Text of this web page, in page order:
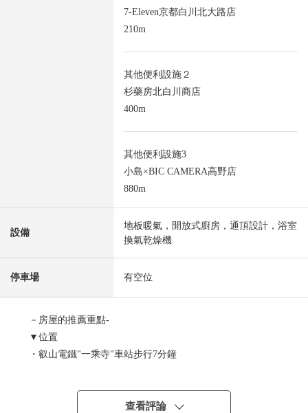
7-Eleven京都白川北大路店
210m
其他便利設施２
杉藥房北白川商店
400m
其他便利設施3
小島×BIC CAMERA高野店
880m
設備
地板暖氣，開放式廚房，通頂設計，浴室
換氣乾燥機
停車場 有空位
－房屋的推薦重點-
▼位置
・叡山電鐵"一乘寺"車站步行7分鐘
查看評論